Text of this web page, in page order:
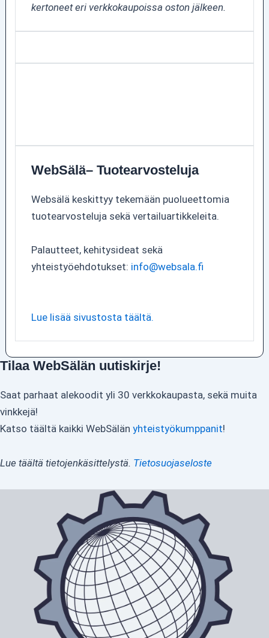
kertoneet eri verkkokaupoissa oston jälkeen.
WebSälä– Tuotearvosteluja
Websälä keskittyy tekemään puolueettomia
tuotearvosteluja sekä vertailuartikkeleita.
Palautteet, kehitysideat sekä
yhteistyöehdotukset: info@websala.fi
Lue lisää sivustosta täältä.
Tilaa WebSälän uutiskirje!
Saat parhaat alekoodit yli 30 verkkokaupasta, sekä muita
vinkkejä!
Katso täältä kaikki WebSälän yhteistyökumppanit!
Lue täältä tietojenkäsittelystä. Tietosuojaseloste